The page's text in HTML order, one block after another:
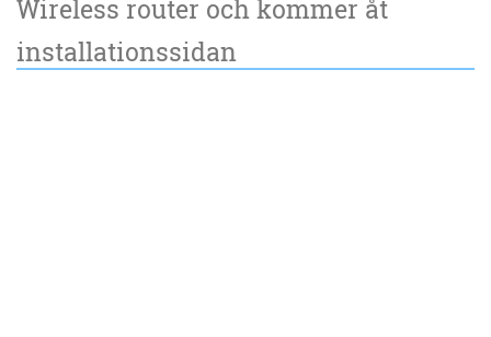
Wireless router och kommer åt
installationssidan